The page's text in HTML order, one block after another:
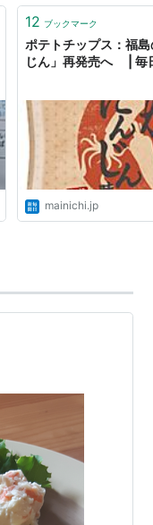
12 ブックマーク
ポテトチップス：福
じん」再発売へ | 毎
mainichi.jp